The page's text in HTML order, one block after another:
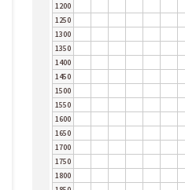
1200
1250
1300
1350
1400
1450
1500
1550
1600
1650
1700
1750
1800